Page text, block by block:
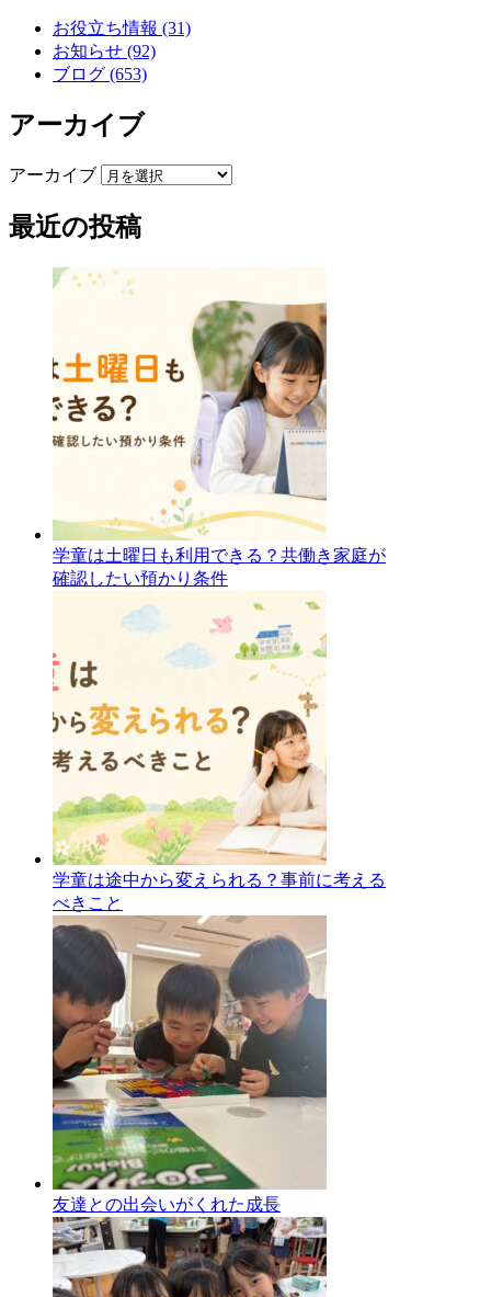
お役立ち情報 (31)
お知らせ (92)
ブログ (653)
アーカイブ
アーカイブ
最近の投稿
学童は土曜日も利用できる？共働き家庭が
確認したい預かり条件
学童は途中から変えられる？事前に考える
べきこと
友達との出会いがくれた成長